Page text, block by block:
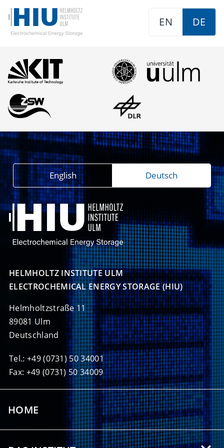
EN DE
HELMHOLTZ INSTITUTE ULM
ELECTROCHEMICAL ENERGY STORAGE (HIU)
Helmholtzstraße 11
89081 Ulm
Deutschland
Tel.: +49 (0731) 50 34001
Fax: +49 (0731) 50 34009
English Deutsch
HOME